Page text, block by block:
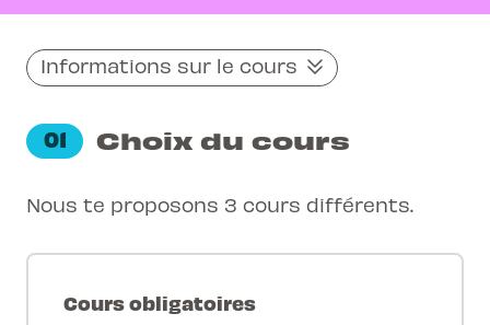
Informations sur le cours
01 Choix du cours
Nous te proposons 3 cours différents.
Cours obligatoires